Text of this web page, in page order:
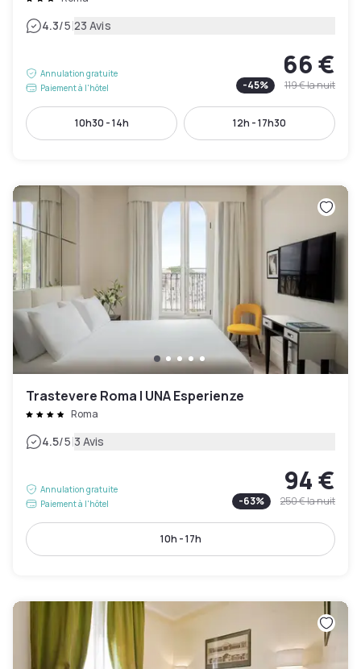
4.3/5|23 Avis
Annulation gratuite
Paiement à l'hôtel
66 €
-45% 119 €la nuit
10h30 - 14h 12h - 17h30
Trastevere Roma | UNA Esperienze
Roma
4.5/5|3 Avis
Annulation gratuite
Paiement à l'hôtel
94 €
-63% 250 €la nuit
10h - 17h